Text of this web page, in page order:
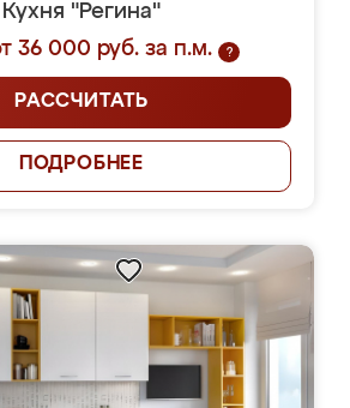
Кухня "Регина"
36 000 руб. за п.м.
?
РАССЧИТАТЬ
ПОДРОБНЕЕ